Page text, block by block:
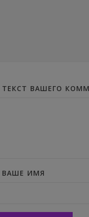
ТЕКСТ ВАШЕГО
ВАШЕ ИМЯ